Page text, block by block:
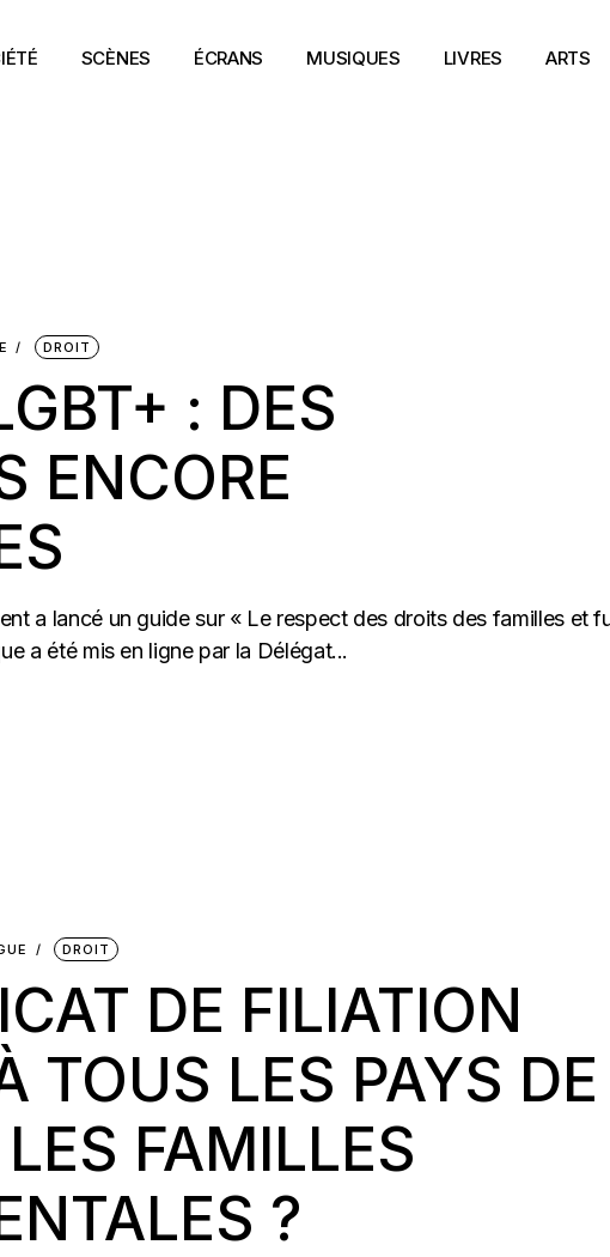
SCÈNES ÉCRANS MUSIQUES LIVRES ARTS
DROIT
: DES
ENCORE
a lancé un guide sur « Le respect des droits des familles et
a été mis en ligne par la Délégat...
DROIT
DE FILIATION
TOUS LES PAYS DE
FAMILLES
?